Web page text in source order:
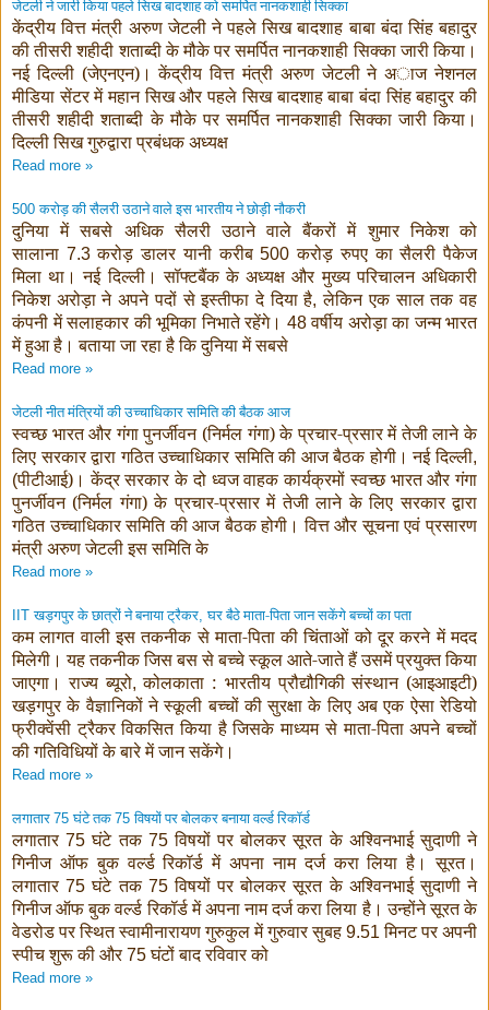
जेटली ने जारी किया पहले सिख बादशाह को समर्पित नानकशाही सिक्का
केंद्रीय वित्त मंत्री अरुण जेटली ने पहले सिख बादशाह बाबा बंदा सिंह बहादुर
की तीसरी शहीदी शताब्दी के मौके पर समर्पित नानकशाही सिक्का जारी किया।
नई दिल्ली (जेएनएन)। केंद्रीय वित्त मंत्री अरुण जेटली ने अाज नेशनल
मीडिया सेंटर में महान सिख और पहले सिख बादशाह बाबा बंदा सिंह बहादुर की
तीसरी शहीदी शताब्दी के मौके पर समर्पित नानकशाही सिक्का जारी किया।
दिल्ली सिख गुरुद्वारा प्रबंधक अध्यक्ष
Read more »
500करोड़ की सैलरी उठाने वाले इस भारतीय ने छोड़ी नौकरी
दुनिया में सबसे अधिक सैलरी उठाने वाले बैंकरों में शुमार निकेश को
सालाना 7.3करोड़ डालर यानी करीब500करोड़ रुपए का सैलरी पैकेज
मिला था। नई दिल्ली। सॉफ्टबैंक के अध्यक्ष और मुख्य परिचालन अधिकारी
निकेश अरोड़ा ने अपने पदों से इस्तीफा दे दिया है,लेकिन एक साल तक वह
कंपनी में सलाहकार की भूमिका निभाते रहेंगे। 48वर्षीय अरोड़ा का जन्म भारत
में हुआ है। बताया जा रहा है कि दुनिया में सबसे
Read more »
जेटली नीत मंत्रियों की उच्चाधिकार समिति की बैठक आज
स्वच्छ भारत और गंगा पुनर्जीवन (निर्मल गंगा) के प्रचार-प्रसार में तेजी लाने के
लिए सरकार द्वारा गठित उच्चाधिकार समिति की आज बैठक होगी। नई दिल्ली,
(पीटीआई)। केंद्र सरकार के दो ध्वज वाहक कार्यक्रमों स्वच्छ भारत और गंगा
पुनर्जीवन (निर्मल गंगा) के प्रचार-प्रसार में तेजी लाने के लिए सरकार द्वारा
गठित उच्चाधिकार समिति की आज बैठक होगी। वित्त और सूचना एवं प्रसारण
मंत्री अरुण जेटली इस समिति के
Read more »
IITखड़गपुर के छात्रों ने बनाया ट्रैकर,घर बैठे माता-पिता जान सकेंगे बच्चों का पता
कम लागत वाली इस तकनीक से माता-पिता की चिंताओं को दूर करने में मदद
मिलेगी। यह तकनीक जिस बस से बच्चे स्कूल आते-जाते हैं उसमें प्रयुक्त किया
जाएगा। राज्य ब्यूरो,कोलकाता : भारतीय प्रौद्यौगिकी संस्थान (आइआइटी)
खड़गपुर के वैज्ञानिकों ने स्कूली बच्चों की सुरक्षा के लिए अब एक ऐसा रेडियो
फ्रीक्वेंसी ट्रैकर विकसित किया है जिसके माध्यम से माता-पिता अपने बच्चों
की गतिविधियों के बारे में जान सकेंगे।
Read more »
लगातार 75घंटे तक 75विषयों पर बोलकर बनाया वर्ल्ड रिकॉर्ड
लगातार75घंटे तक 75विषयों पर बोलकर सूरत के अश्विनभाई सुदाणी ने
गिनीज ऑफ बुक वर्ल्ड रिकॉर्ड में अपना नाम दर्ज करा लिया है। सूरत।
लगातार75घंटे तक 75विषयों पर बोलकर सूरत के अश्विनभाई सुदाणी ने
गिनीज ऑफ बुक वर्ल्ड रिकॉर्ड में अपना नाम दर्ज करा लिया है। उन्होंने सूरत के
वेडरोड पर स्थित स्वामीनारायण गुरुकुल में गुरुवार सुबह 9.51मिनट पर अपनी
स्पीच शुरू की और75घंटों बाद रविवार को
Read more »